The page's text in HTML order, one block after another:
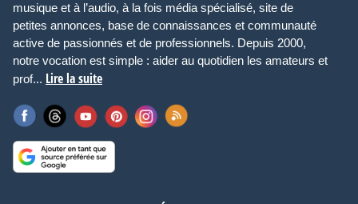
musique et à l’audio, à la fois média spécialisé, site de
petites annonces, base de connaissances et communauté
active de passionnés et de professionnels. Depuis 2000,
notre vocation est simple : aider au quotidien les amateurs et
prof... Lire la suite